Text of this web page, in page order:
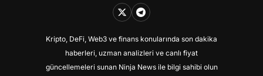
Kripto, DeFi, Web3 ve finans konularında son dakika
haberleri, uzman analizleri ve canlı fiyat
güncellemeleri sunan Ninja News ile bilgi sahibi olun